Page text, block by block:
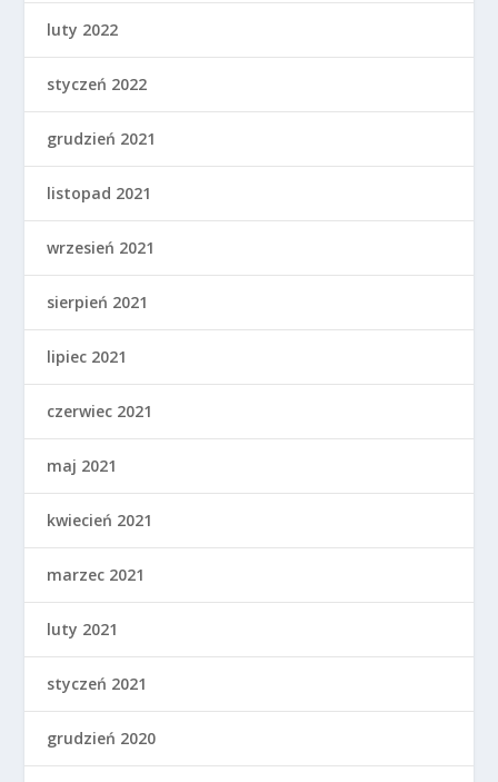
luty 2022
styczeń 2022
grudzień 2021
listopad 2021
wrzesień 2021
sierpień 2021
lipiec 2021
czerwiec 2021
maj 2021
kwiecień 2021
marzec 2021
luty 2021
styczeń 2021
grudzień 2020